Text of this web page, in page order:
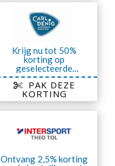
Krijg nu tot 50%
korting op
geselecteerde
artikelen van Carl
Denig Outlet
PAK DEZE
KORTING
Ontvang 2,5% korting